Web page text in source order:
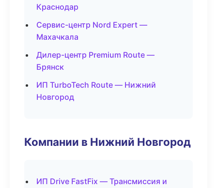
Краснодар
Сервис-центр Nord Expert —
Махачкала
Дилер-центр Premium Route —
Брянск
ИП TurboTech Route — Нижний
Новгород
Компании в Нижний Новгород
ИП Drive FastFix — Трансмиссия и